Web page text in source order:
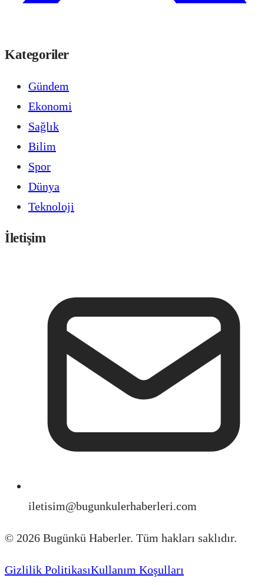
Kategoriler
Gündem
Ekonomi
Sağlık
Bilim
Spor
Dünya
Teknoloji
İletişim
iletisim@bugunkulerhaberleri.com
© 2026 Bugünkü Haberler. Tüm hakları saklıdır.
Gizlilik PolitikasıKullanım Koşulları